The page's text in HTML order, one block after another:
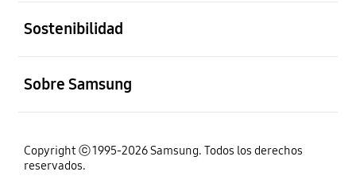
Sostenibilidad
Sobre Samsung
Copyright ⓒ 1995-2026 Samsung. Todos los derechos
reservados.